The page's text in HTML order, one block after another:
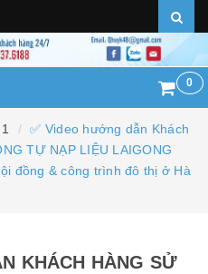
0
✅ Video hướng dẫn Khách
TỰ NẠP LIỆU LAIGONG
đồng & công trình đô thị ở Hà
KHÁCH HÀNG SỬ